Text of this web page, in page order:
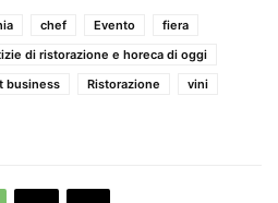
chef Evento
fiera
di ristorazione e horeca di oggi
business Ristorazione
vini